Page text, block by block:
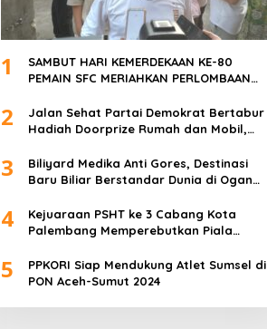
1
SAMBUT HARI KEMERDEKAAN KE-80
PEMAIN SFC MERIAHKAN PERLOMBAAN
2
Jalan Sehat Partai Demokrat Bertabur
Hadiah Doorprize Rumah dan Mobil,
3
Biliyard Medika Anti Gores, Destinasi
Baru Biliar Berstandar Dunia di Ogan
4
Kejuaraan PSHT ke 3 Cabang Kota
Palembang Memperebutkan Piala
5
PPKORI Siap Mendukung Atlet Sumsel di
PON Aceh-Sumut 2024